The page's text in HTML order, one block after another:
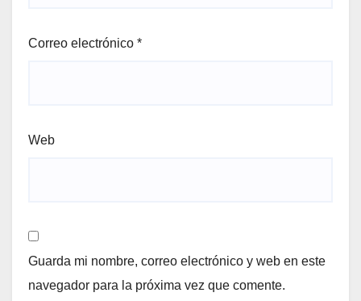
Correo electrónico *
Web
Guarda mi nombre, correo electrónico y web en este
navegador para la próxima vez que comente.